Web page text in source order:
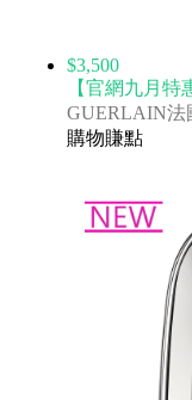
$3,500
【官網九月
GUERLAIN法
購物賺點